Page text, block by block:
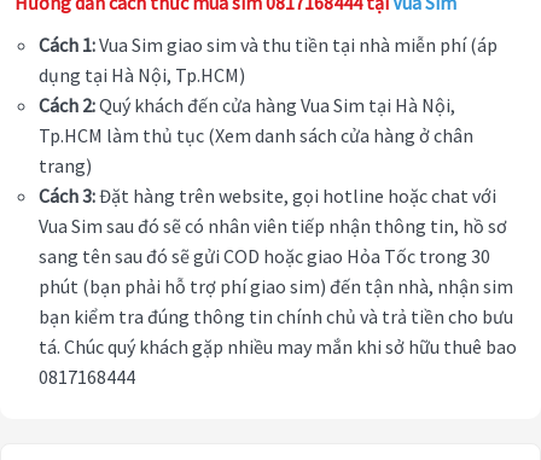
Cách 1:Vua Sim giao sim và thu tiền tại nhà miễn phí (áp
dụng tại Hà Nội, Tp.HCM)
Cách 2:Quý khách đến cửa hàng Vua Sim tại Hà Nội,
Tp.HCM làm thủ tục (Xem danh sách cửa hàng ở chân
trang)
Cách 3:Đặt hàng trên website, gọi hotline hoặc chat với
Vua Sim sau đó sẽ có nhân viên tiếp nhận thông tin, hồ sơ
sang tên sau đó sẽ gửi COD hoặc giao Hỏa Tốc trong 30
phút (bạn phải hỗ trợ phí giao sim) đến tận nhà, nhận sim
bạn kiểm tra đúng thông tin chính chủ và trả tiền cho bưu
tá. Chúc quý khách gặp nhiều may mắn khi sở hữu thuê bao
0817168444